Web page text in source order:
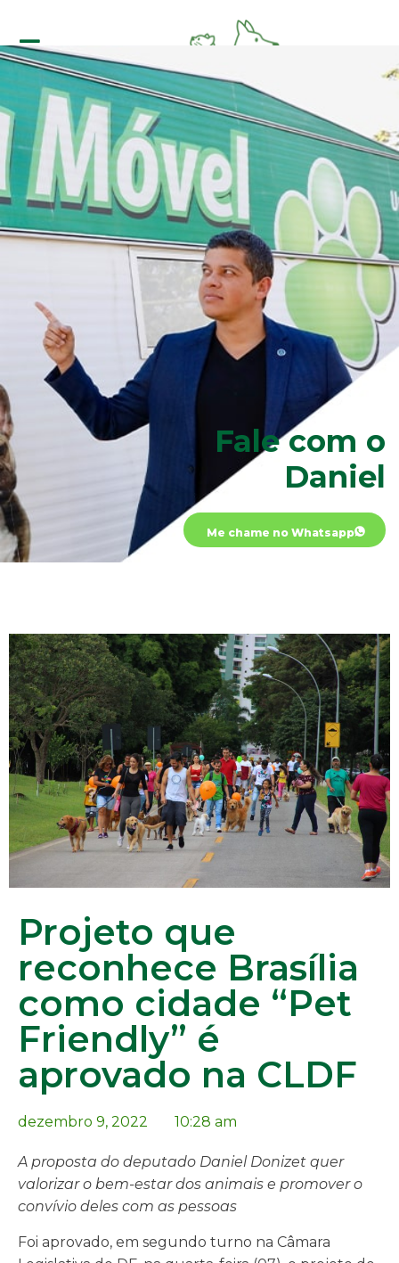
Fale com o
Daniel
Me chame no Whatsapp
Projeto que
reconhece Brasília
como cidade “Pet
Friendly” é
aprovado na CLDF
dezembro 9, 2022 10:28 am
A proposta do deputado Daniel Donizet quer
valorizar o bem-estar dos animais e promover o
convívio deles com as pessoas
Foi aprovado, em segundo turno na Câmara